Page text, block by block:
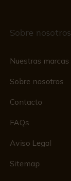
Sobre nosotros
Nuestras marcas
Sobre nosotros
Contacto
FAQs
Aviso Legal
Sitemap